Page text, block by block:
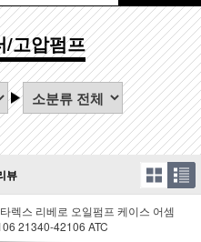
/고압펌프
뷰
렉스 리베로 오일펌프 케이스 어셈
21340-42106 ATC